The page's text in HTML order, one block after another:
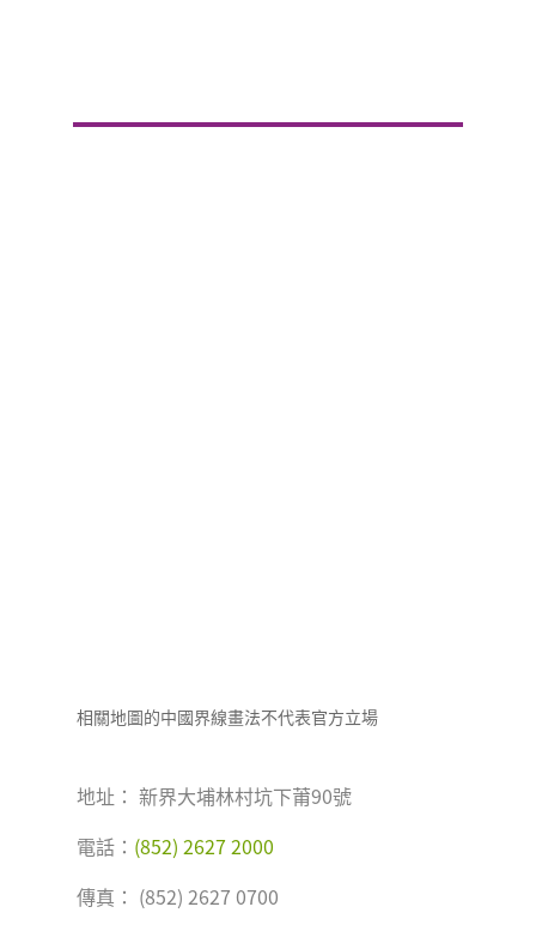
相關地圖的中國界線畫法不代表官方立場
地址： 新界大埔林村坑下莆90號
電話： (852) 2627 2000
傳真： (852) 2627 0700